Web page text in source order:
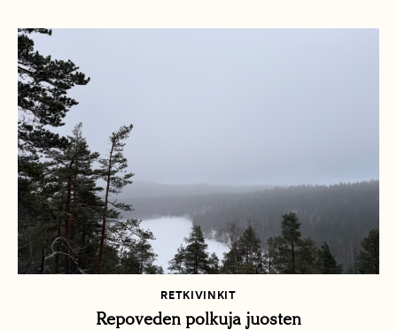
RETKIVINKIT
Repoveden polkuja juosten